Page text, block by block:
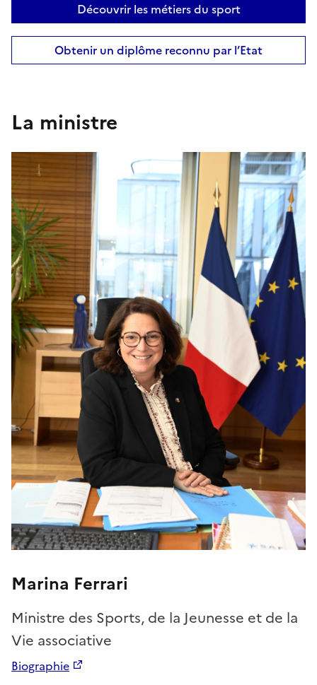
Découvrir les métiers du sport
Obtenir un diplôme reconnu par l’Etat
La ministre
Marina Ferrari
Ministre des Sports, de la Jeunesse et de la
Vie associative
Biographie